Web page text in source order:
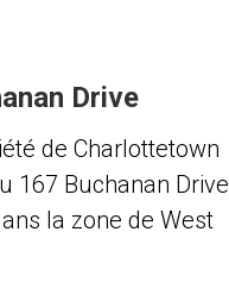
Drive
de Charlottetown
167 Buchanan Drive
la zone de West